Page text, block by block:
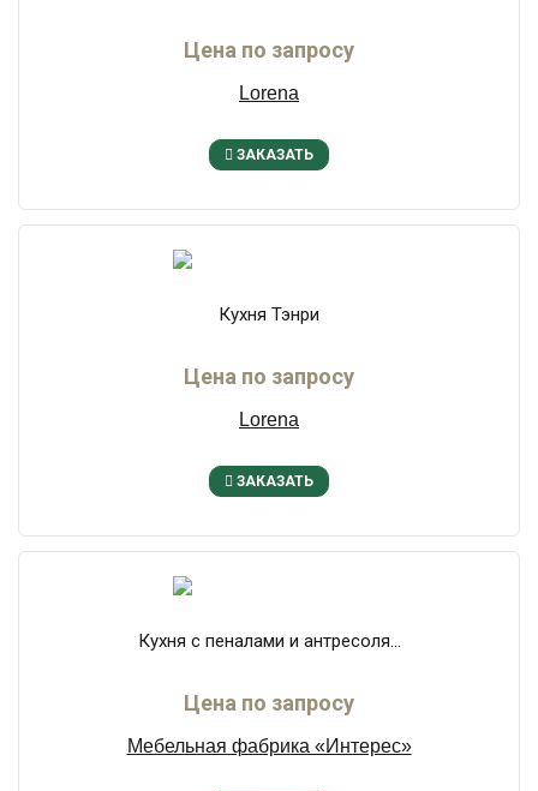
Цена по запросу
Lorena
ЗАКАЗАТЬ
Кухня Тэнри
Цена по запросу
Lorena
ЗАКАЗАТЬ
Кухня с пеналами и антресоля...
Цена по запросу
Мебельная фабрика «Интерес»